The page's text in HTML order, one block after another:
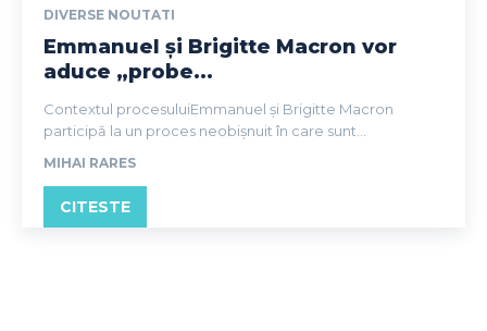
DIVERSE NOUTATI
Emmanuel și Brigitte Macron vor
aduce „probe...
Contextul procesuluiEmmanuel și Brigitte Macron
participă la un proces neobișnuit în care sunt...
MIHAI RARES
CITESTE